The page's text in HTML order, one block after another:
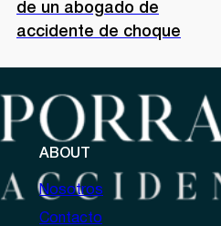
de un abogado de
accidente de choque
ABOUT
Nosotros
Contacto